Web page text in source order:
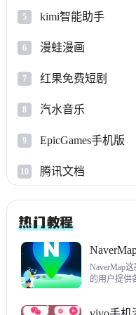
5 kimi智能助手
6 漫蛙漫画
7 红果免费短剧
8 汽水音乐
9 EpicGames手机版
10 腾讯文档
NaverMap
的用户提供